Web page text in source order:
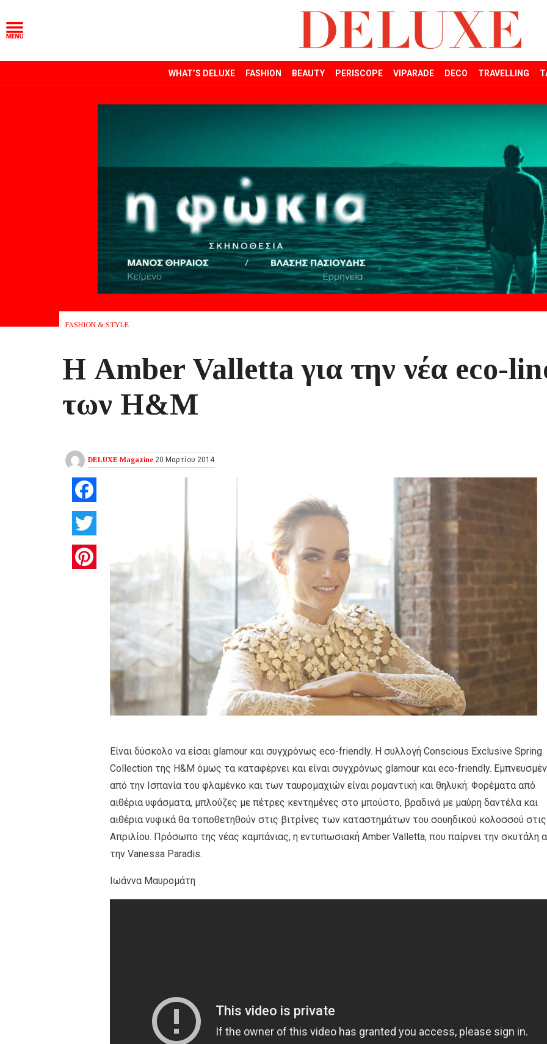
WHAT’S DELUXE FASHION BEAUTY PERISCOPE VIPARADE DECO TRAVELLING
FASHION & STYLE
Η Amber Valletta για την νέα eco-
των H&M
DELUXE Magazine 20 Μαρτίου 2014
Είναι δύσκολο να είσαι glamour και συγχρόνως eco-friendly. H συλλογή Conscious Exclusive Spring
Collection της H&Μ όμως τα καταφέρνει και είναι συγχρόνως glamour και eco-friendly.
από την Ισπανία του φλαμένκο και των ταυρομαχιών είναι ρομαντική και θηλυκή: Φορέματα από
αιθέρια υφάσματα, μπλούζες με πέτρες κεντημένες στο μπούστο, βραδινά με μαύρη δαντέλα και
αιθέρια νυφικά θα τοποθετηθούν στις βιτρίνες των καταστημάτων του σουηδικού κολοσσού
Απριλίου. Πρόσωπο της νέας καμπάνιας, η εντυπωσιακή Amber Valletta, που παίρνει την σκυτάλη
την Vanessa Paradis.
Ιωάννα Μαυρομάτη